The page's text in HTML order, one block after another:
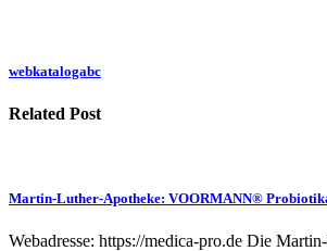
webkatalogabc
Related Post
Martin-Luther-Apotheke: VOORMANN®
Webadresse: https://medica-pro.de Die